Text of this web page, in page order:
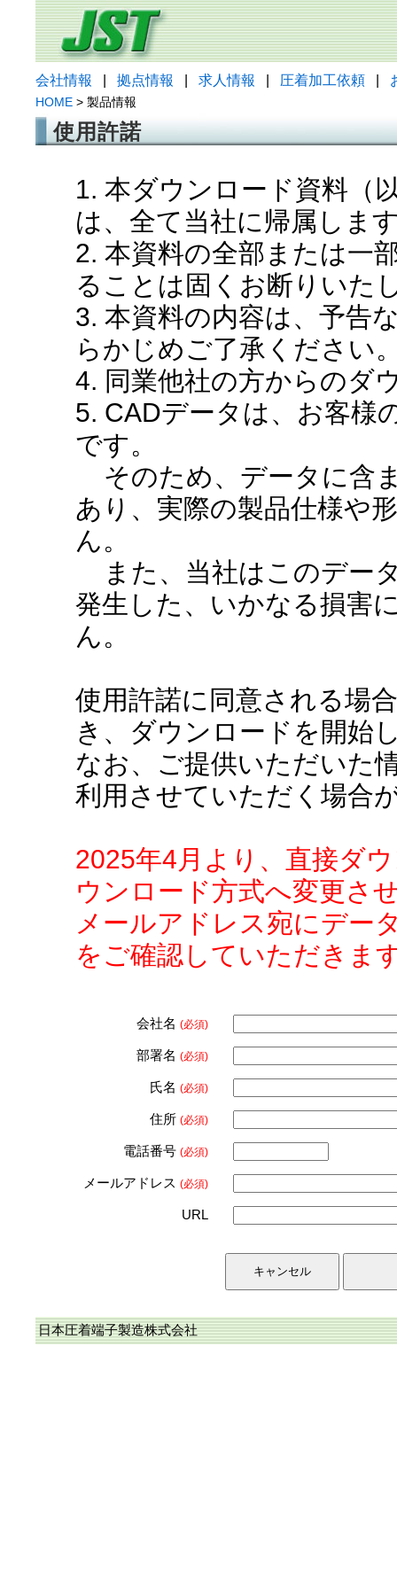
会社情報 拠点情報 求人情報 圧着加工依頼
HOME > 製品情報
使用許諾
1. 本ダウンロード資料（
は、全て当社に帰属しま
2. 本資料の全部または一
ることは固くお断りいた
3. 本資料の内容は、予告
らかじめご了承ください
4. 同業他社の方からのダ
5. CADデータは、お客様
です。
そのため、データに含
あり、実際の製品仕様や
ん。
また、当社はこのデー
発生した、いかなる損害
ん。
使用許諾に同意される場
き、ダウンロードを開始
なお、ご提供いただいた
利用させていただく場合
2025年4月より、直接ダ
ウンロード方式へ変更さ
メールアドレス宛にデー
をご確認していただきま
会社名 (必須)
部署名 (必須)
氏名 (必須)
住所 (必須)
電話番号 (必須)
メールアドレス (必須)
URL
日本圧着端子製造株式会社